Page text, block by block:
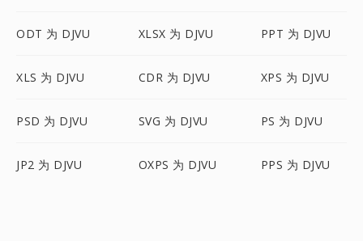
ODT 为 DJVU XLSX 为 DJVU PPT 为 DJVU
XLS 为 DJVU CDR 为 DJVU XPS 为 DJVU
PSD 为 DJVU SVG 为 DJVU PS 为 DJVU
JP2 为 DJVU OXPS 为 DJVU PPS 为 DJVU